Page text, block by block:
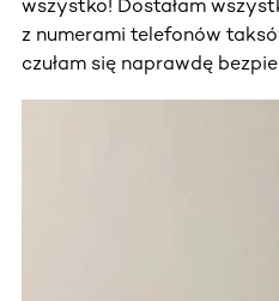
wszystko! Dostałam
z numerami telefonów
czułam się naprawdę